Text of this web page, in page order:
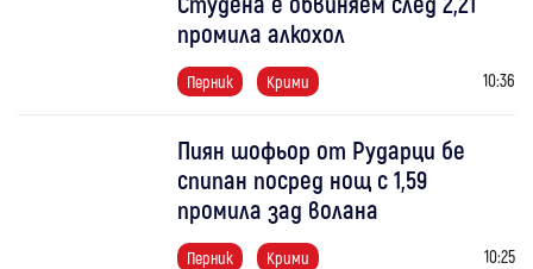
промила алкохол
Перник Крими 10:36
Пиян шофьор от Рударци бе
спипан посред нощ с 1,59
промила зад волана
Перник Крими 10:25